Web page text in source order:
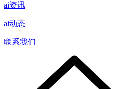
ai资讯
ai动态
联系我们